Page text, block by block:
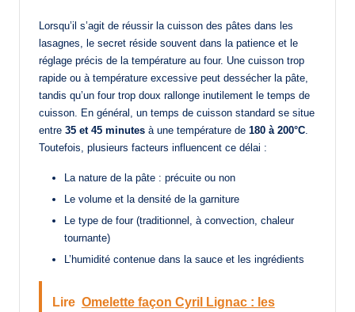
Lorsqu’il s’agit de réussir la cuisson des pâtes dans les
lasagnes, le secret réside souvent dans la patience et le
réglage précis de la température au four. Une cuisson trop
rapide ou à température excessive peut dessécher la pâte,
tandis qu’un four trop doux rallonge inutilement le temps de
cuisson. En général, un temps de cuisson standard se situe
entre 35 et 45 minutes à une température de 180 à 200°C.
Toutefois, plusieurs facteurs influencent ce délai :
La nature de la pâte : précuite ou non
Le volume et la densité de la garniture
Le type de four (traditionnel, à convection, chaleur
tournante)
L’humidité contenue dans la sauce et les ingrédients
Lire Omelette façon Cyril Lignac : les